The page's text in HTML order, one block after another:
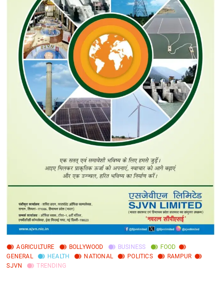
AGRICULTURE BOLLYWOOD BUSINESS
FOOD
GENERAL
HEALTH NATIONAL POLITICS
RAMPUR
SJVN
TRENDING